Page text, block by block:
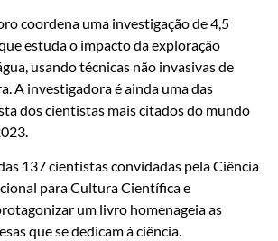
coordena uma investigação de 4,5
estuda o impacto da exploração
usando técnicas não invasivas de
A investigadora é ainda uma das
dos cientistas mais citados do mundo
137 cientistas convidadas pela Ciência
para Cultura Científica e
um livro homenageia as
que se dedicam à ciência.